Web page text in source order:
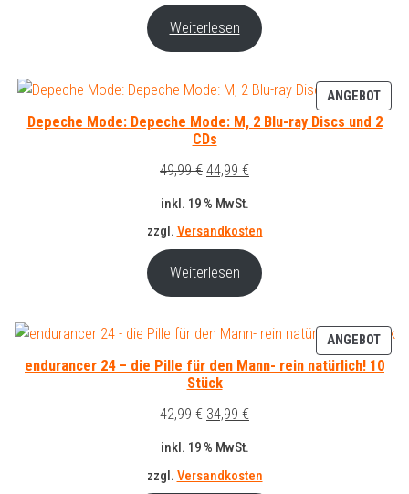
Weiterlesen
ANGEBOT
IM
Depeche Mode: Depeche Mode: M, 2 Blu-ray Discs und 2
CDs
49,99€ Ursprünglicher
49,99 €
44,99 €Aktueller
44,99 €.
inkl. 19 % MwSt.
zzgl. Versandkosten
Weiterlesen
ANGEBOT
IM
endurancer 24 – die Pille für den Mann- rein natürlich! 10
Stück
42,99€ Ursprünglicher
42,99 €
34,99 €Aktueller
34,99 €.
inkl. 19 % MwSt.
zzgl. Versandkosten